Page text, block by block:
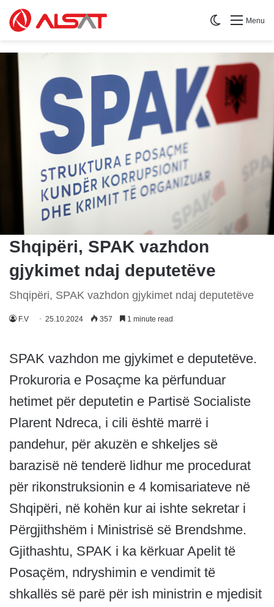
Menu
Switch skin
Shqipëri, SPAK vazhdon
gjykimet ndaj deputetëve
Shqipëri, SPAK vazhdon gjykimet ndaj deputetëve
F.V 25.10.2024 357 1 minute read
SPAK vazhdon me gjykimet e deputetëve.
Prokuroria e Posaçme ka përfunduar
hetimet për deputetin e Partisë Socialiste
Plarent Ndreca, i cili është marrë i
pandehur, për akuzën e shkeljes së
barazisë në tenderë lidhur me procedurat
për rikonstruksionin e 4 komisariateve në
Shqipëri, në kohën kur ai ishte sekretar i
Përgjithshëm i Ministrisë së Brendshme.
Gjithashtu, SPAK i ka kërkuar Apelit të
Posaçëm, ndryshimin e vendimit të
shkallës së parë për ish ministrin e mjedisit